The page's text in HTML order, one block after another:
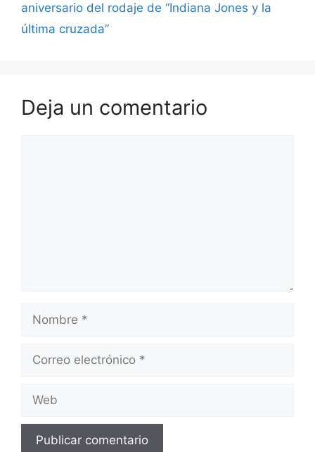
aniversario del rodaje de “Indiana Jones y la
última cruzada”
Deja un comentario
electrónico